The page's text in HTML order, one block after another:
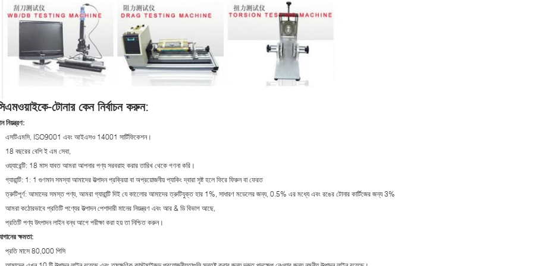
টোনার কেন নির্বাচন করুন:
নিয়ন্ত্রণ:
এসটিএমসি, ISO9001 এবং আইএসও 14001 সার্টিফিকেশন।
18 বছরের বেশি ই এম সেবা,
ওয়্যারেন্টি: 18 মাস যাবত আমরা আপনার পণ্য সরবরাহ করার তারিখ থেকে গণনা করি।
গ্যারান্টি: 1: 1 গুণমান সমস্যা আমাদের উত্পাদন প্রক্রিয়া বা অপ্রয়োজনীয় প্যাকিং দ্বারা সৃষ্ট হলে ফিরে ফিরুন বা ফেরত
ত্রুটিপূর্ণ: আমাদের সমস্ত পণ্য, আমরা গ্যারান্টি দিই যে কালোের আমাদের ত্রুটিযুক্ত হার 1%, সাধারণ মডেলের জন্য, 0.5% এর মধ্যে এবং রঙের টোনার কার্টিজের জন্য 3%
আমরা কঠোরভাবে প্রতিটি পণ্যের উত্পাদন পেশাদারী মানের নিয়ন্ত্রণ এবং আর & ডি বিভাগ আছে,
প্রতিটি পণ্য উৎপাদন লাইন বন্ধ আগে পরীক্ষা করা হয় তা নিশ্চিত করুন।
ক্ষমতা:
প্রতি মাসে 80,000 পিসি